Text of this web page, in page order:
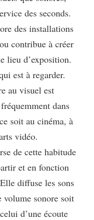
des seconds.
des installations
contribue à créer
lieu d’exposition.
est à regarder.
au visuel est
dans
soit au cinéma, à
vidéo.
de cette habitude
et en fonction
diffuse les sons
sonore soit
d’une écoute